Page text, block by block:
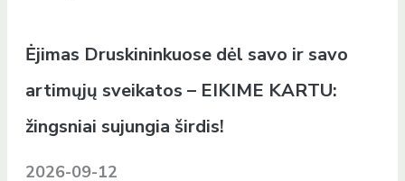
Ėjimas Druskininkuose dėl savo ir savo
artimųjų sveikatos – EIKIME KARTU:
žingsniai sujungia širdis!
2026-09-12